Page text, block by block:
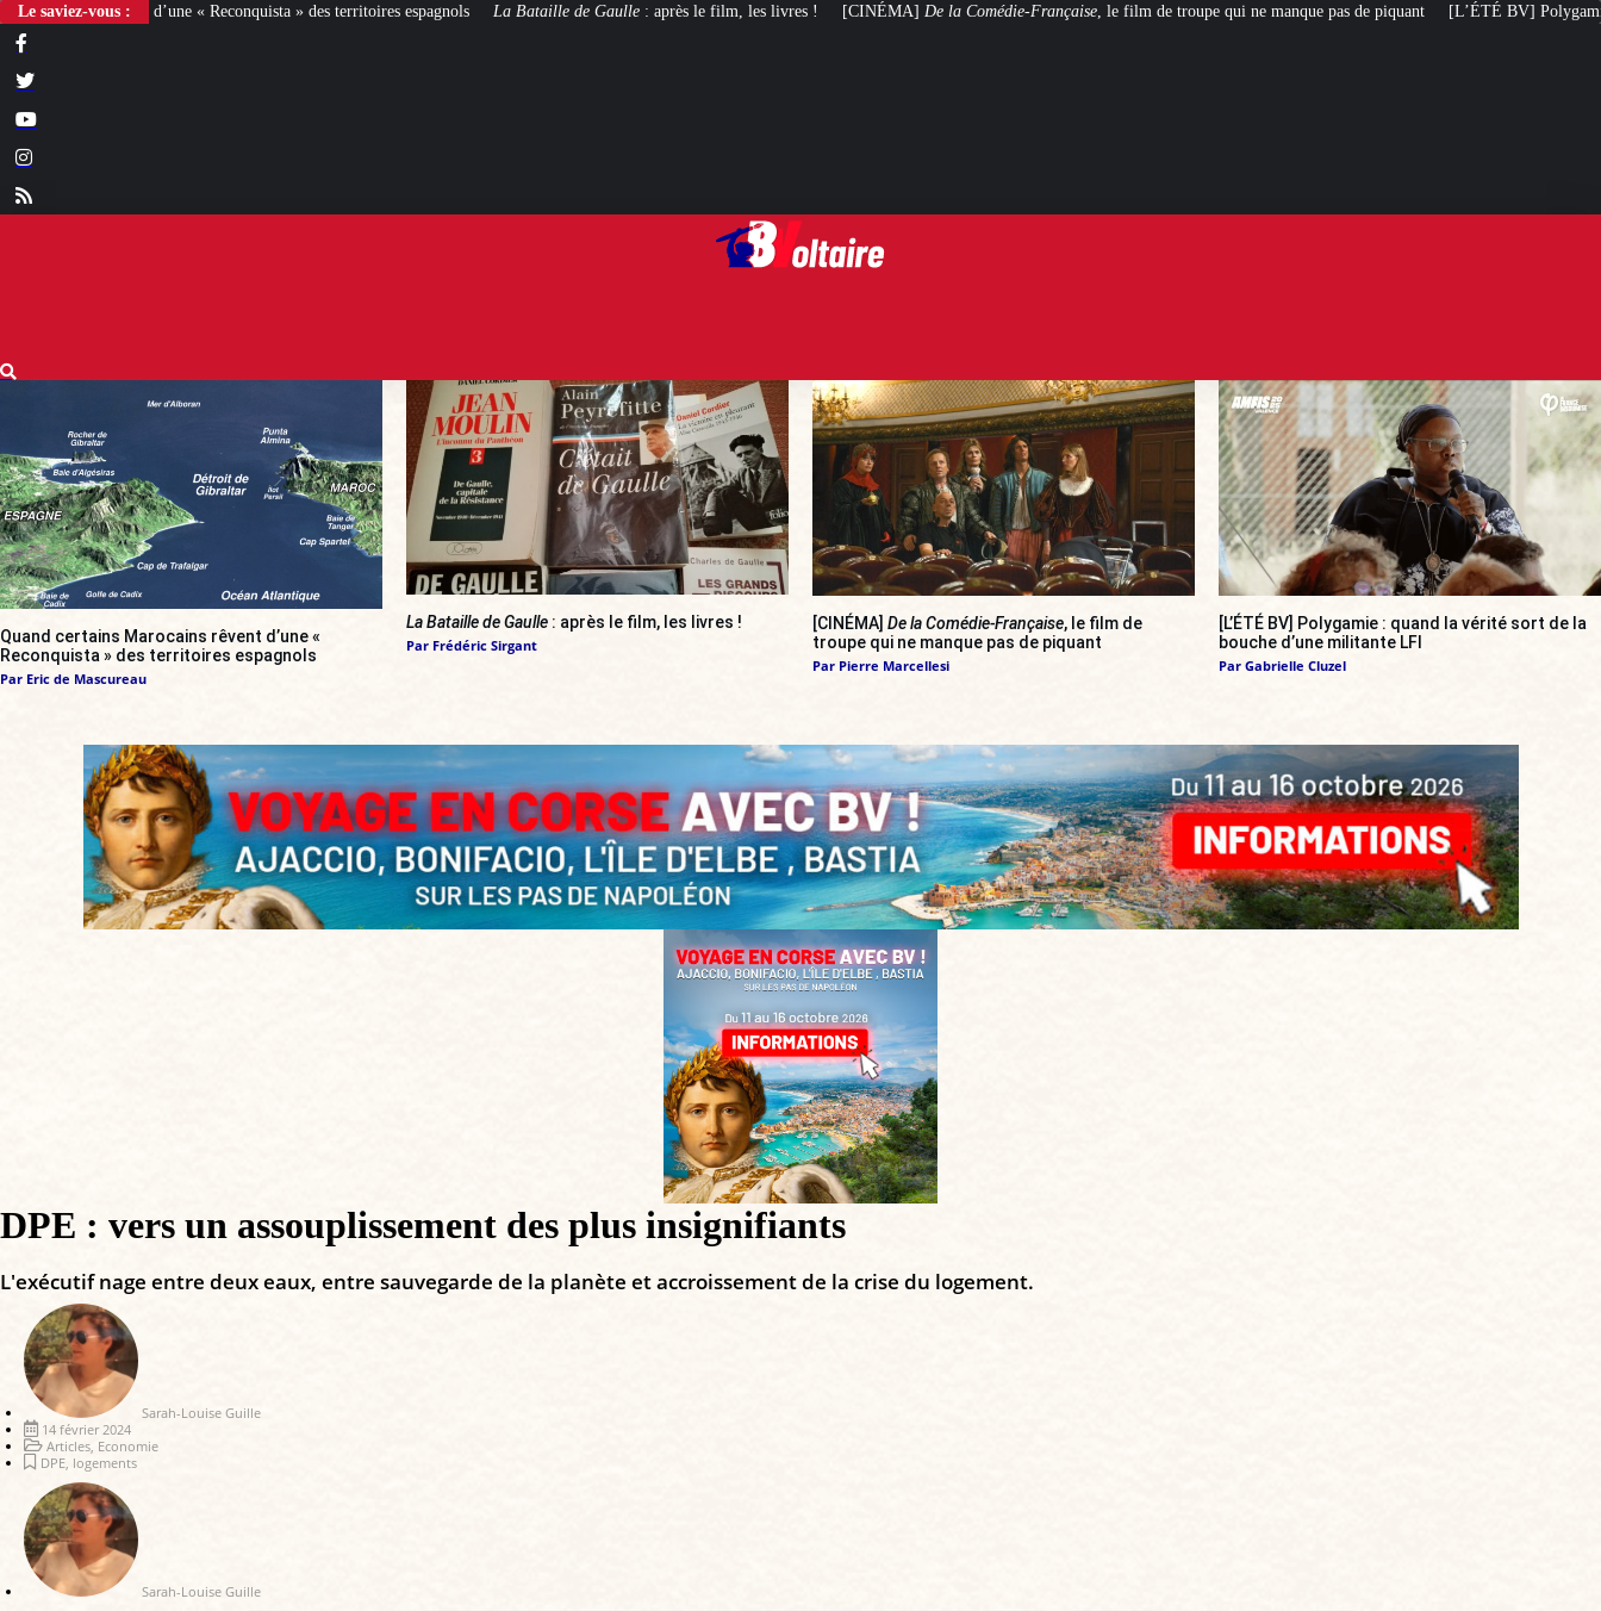
Le saviez-vous :
Reconquista » des territoires espagnols La Bataille de Gaulle: après le film, les livres ! [CINÉMA]De la Comédie-Française, le film de troupe qui ne manque pas de piquant [L’ÉTÉ BV] Polygamie : quand la vérité sort de
Quand certains Marocains rêvent d’une «
Reconquista » des territoires espagnols
Par Eric de Mascureau
La Bataille de Gaulle : après le film, les livres !
Par Frédéric Sirgant
[CINÉMA] De la Comédie-Française, le film de
troupe qui ne manque pas de piquant
Par Pierre Marcellesi
[L’ÉTÉ BV] Polygamie : quand la vérité sort de la
bouche d’une militante LFI
Par Gabrielle Cluzel
DPE : vers un assouplissement des plus insignifiants
L'exécutif nage entre deux eaux, entre sauvegarde de la planète et accroissement de la crise du logement.
Sarah-Louise Guille
14 février 2024
Articles Economie
DPE logements
Sarah-Louise Guille